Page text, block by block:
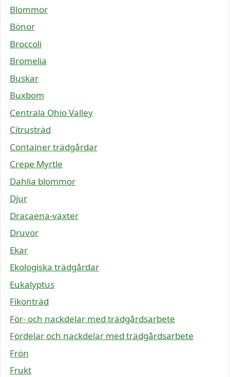
Blommor
Bönor
Broccoli
Bromelia
Buskar
Buxbom
Centrala Ohio Valley
Citrusträd
Container trädgårdar
Crepe Myrtle
Dahlia blommor
Djur
Dracaena-växter
Druvor
Ekar
Ekologiska trädgårdar
Eukalyptus
Fikonträd
För- och nackdelar med trädgårdsarbete
Fördelar och nackdelar med trädgårdsarbete
Frön
Frukt